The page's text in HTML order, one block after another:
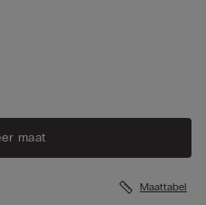
maat
Maattabel